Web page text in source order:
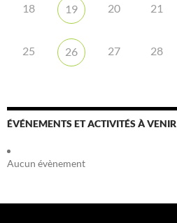
18 19 20 21
25 26 27 28
ÉVÉNEMENTS ET ACTIVITÉS À VENIR
Aucun évènement